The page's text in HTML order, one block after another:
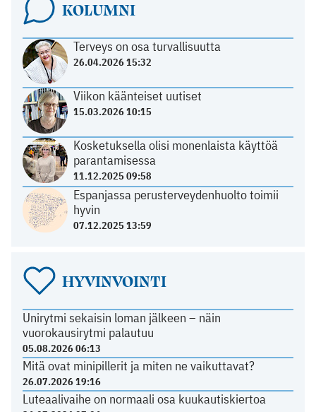
KOLUMNI
Terveys on osa turvallisuutta
26.04.2026 15:32
Viikon käänteiset uutiset
15.03.2026 10:15
Kosketuksella olisi monenlaista käyttöä
parantamisessa
11.12.2025 09:58
Espanjassa perusterveydenhuolto toimii
hyvin
07.12.2025 13:59
HYVINVOINTI
Unirytmi sekaisin loman jälkeen – näin
vuorokausirytmi palautuu
05.08.2026 06:13
Mitä ovat minipillerit ja miten ne vaikuttavat?
26.07.2026 19:16
Luteaalivaihe on normaali osa kuukautiskiertoa